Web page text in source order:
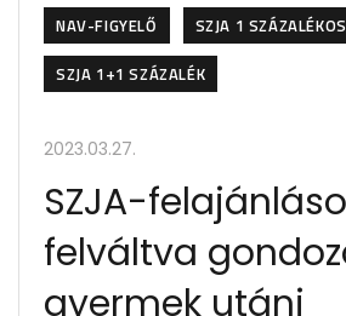
NAV-FIGYELŐ
SZJA 1
SZJA 1+1 SZÁZALÉK
2023.03.27.
SZJA-
felváltva
gyermek utáni